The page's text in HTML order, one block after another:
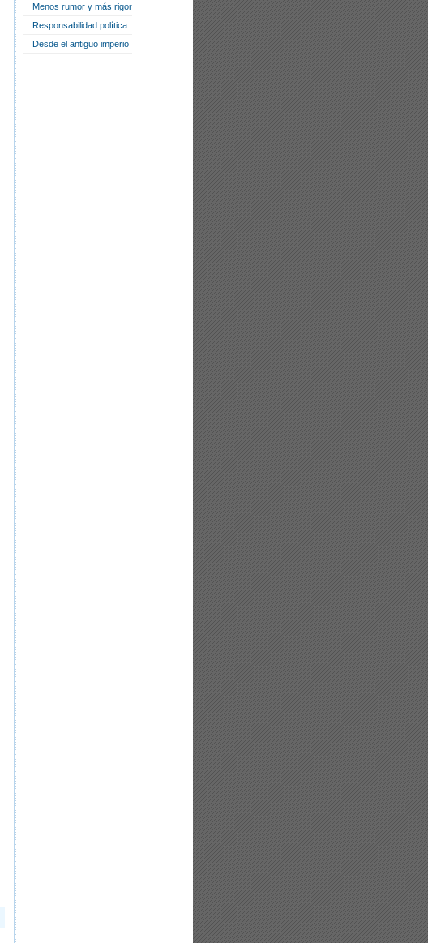
Menos rumor y más rigor
Responsabilidad política
Desde el antiguo imperio